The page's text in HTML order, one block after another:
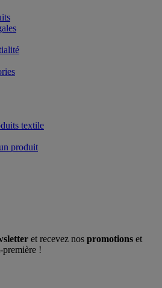
textile
produit
et recevez nos promotions et
première !